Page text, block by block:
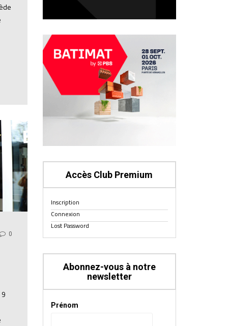
0
Accès Club Premium
Inscription
Connexion
Lost Password
Abonnez-vous à notre
newsletter
Prénom